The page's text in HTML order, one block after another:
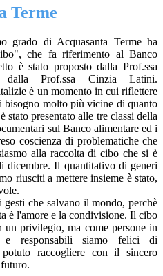
Terme
grado di Acquasanta Terme ha
che fa riferimento al Banco
è stato proposto dalla Prof.ssa
Prof.ssa Cinzia Latini.
è un momento in cui riflettere
bisogno molto più vicine di quanto
stato presentato alle tre classi della
sul Banco alimentare ed i
coscienza di problematiche che
alla raccolta di cibo che si è
dicembre. Il quantitativo di generi
riusciti a mettere insieme è stato,
che salvano il mondo, perchè
è l'amore e la condivisione. Il cibo
un privilegio, ma come persone in
e responsabili siamo felici di
raccogliere con il sincero